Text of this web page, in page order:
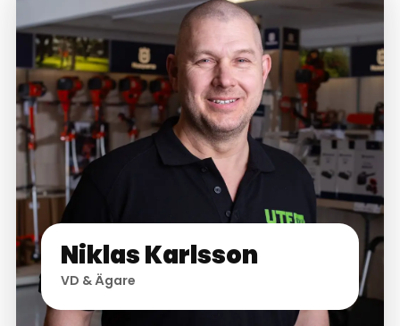
Niklas Karlsson
VD & Ägare